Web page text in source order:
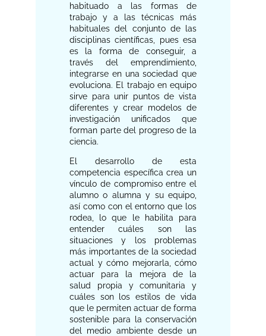
habituado a las formas de
trabajo y a las técnicas más
habituales del conjunto de las
disciplinas científicas, pues esa
es la forma de conseguir, a
través del emprendimiento,
integrarse en una sociedad que
evoluciona. El trabajo en equipo
sirve para unir puntos de vista
diferentes y crear modelos de
investigación unificados que
forman parte del progreso de la
ciencia.
El desarrollo de esta
competencia específica crea un
vínculo de compromiso entre el
alumno o alumna y su equipo,
así como con el entorno que los
rodea, lo que le habilita para
entender cuáles son las
situaciones y los problemas
más importantes de la sociedad
actual y cómo mejorarla, cómo
actuar para la mejora de la
salud propia y comunitaria y
cuáles son los estilos de vida
que le permiten actuar de forma
sostenible para la conservación
del medio ambiente desde un